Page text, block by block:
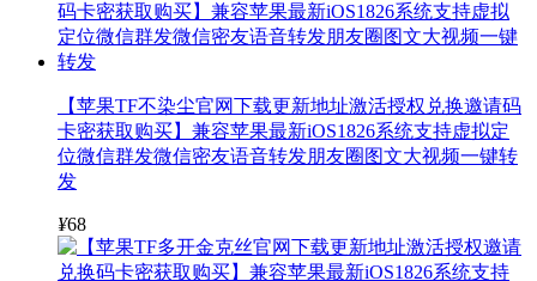
【苹果TF不染尘官网下载更新地址激活授权兑换邀请码
卡密获取购买】兼容苹果最新iOS1826系统支持虚拟定
位微信群发微信密友语音转发朋友圈图文大视频一键转
发
¥68